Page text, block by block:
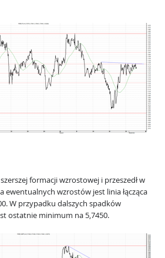
formacji wzrostowej i przeszedł w
ewentualnych wzrostów jest linia łącząca
W przypadku dalszych spadków
ostatnie minimum na 5,7450.